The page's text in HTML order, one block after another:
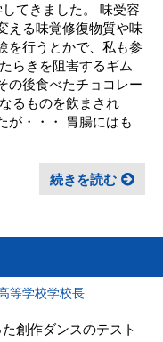
てきました。 味受容
える味覚修復物質や味
を行うとかで、私も参
らきを阻害するギム
の後食べたチョコレー
るものを飲まされ
が・・・ 胃腸にはも
続きを読む
等学校学校長
創作ダンスのテスト